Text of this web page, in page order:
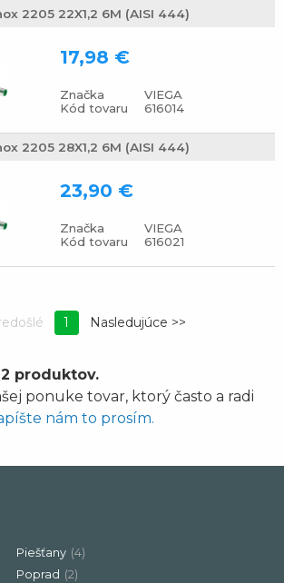
2205 22X1,2 6M (AISI 444)
Značka
VIEGA
Kód tovaru
616014
17,98 €
2205 28X1,2 6M (AISI 444)
Značka
VIEGA
Kód tovaru
616021
23,90 €
1
produktov.
ponuke tovar, ktorý často a radi
nám to prosím.
Piešťany (4)
Poprad (2)